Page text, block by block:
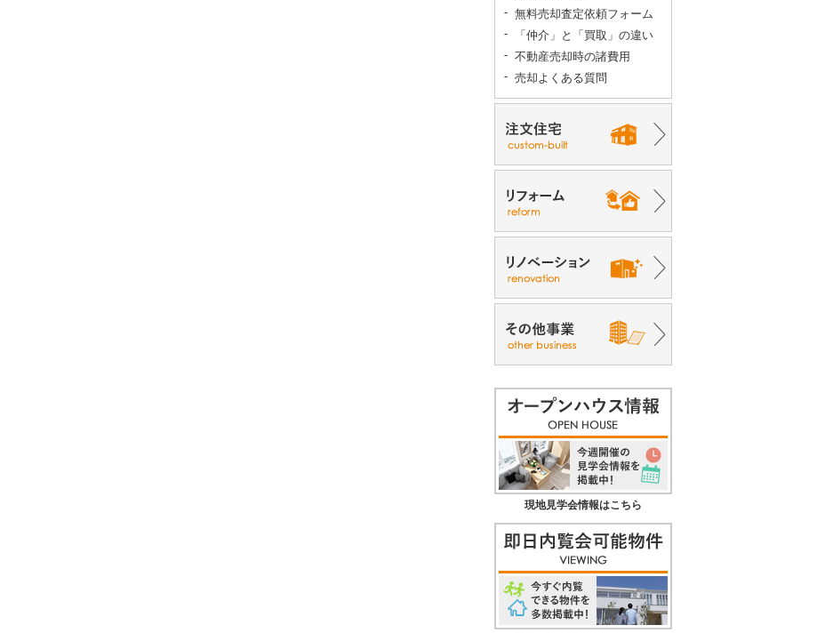
無料売却査定依頼フォーム
「仲介」と「買取」の違い
不動産売却時の諸費用
売却よくある質問
現地見学会情報はこちら